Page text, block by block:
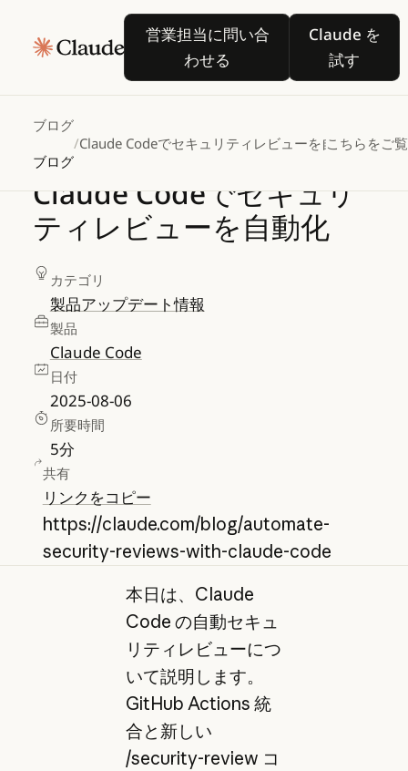
営業担当に問い合
わせる
営業担当に問い合わせる
Claude を
試す
Claude
ブログ
ブログ
/Claude Codeでセキュリティレビューを自動化こちらをご
ClaudeCodeでセキュリ
ティレビューを自動化
カテゴリ
製品アップデート情報
製品
Claude Code
日付
2025-08-06
所要時間
5分
共有
リンクをコピー
https://claude.com/blog/automate-
security-reviews-with-claude-code
本日は、Claude
Code の自動セキュ
リティレビューにつ
いて説明します。
GitHub Actions 統
合と新しい
/security-review コ